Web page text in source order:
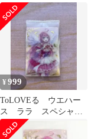
まとめ売り
¥999
ToLOVEる ウエハー
ス ララ スペシャル
レア SR カード まと
め売り